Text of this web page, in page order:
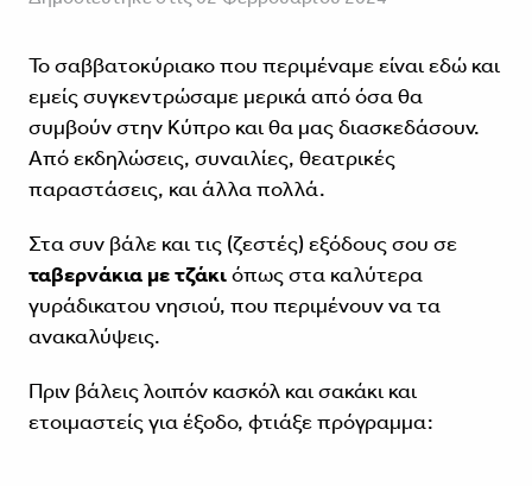
Το σαββατοκύριακο που περιμέναμε είναι εδώ και
εμείς συγκεντρώσαμε μερικά από όσα θα
συμβούν στην Κύπρο και θα μας διασκεδάσουν.
Από εκδηλώσεις, συναιλίες, θεατρικές
παραστάσεις, και άλλα πολλά.
Στα συν βάλε και τις (ζεστές) εξόδους σου σε
ταβερνάκια με τζάκιόπως στα καλύτερα
γυράδικατου νησιού, που περιμένουν να τα
ανακαλύψεις.
Πριν βάλεις λοιπόν κασκόλ και σακάκι και
ετοιμαστείς για έξοδο, φτιάξε πρόγραμμα: